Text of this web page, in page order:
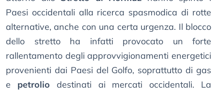
Paesi occidentali alla ricerca spasmodica di rotte
alternative, anche con una certa urgenza. Il blocco
dello stretto ha infatti provocato un forte
rallentamento degli approvvigionamenti energetici
provenienti dai Paesi del Golfo, soprattutto di gas
e petrolio destinati ai mercati occidentali. La